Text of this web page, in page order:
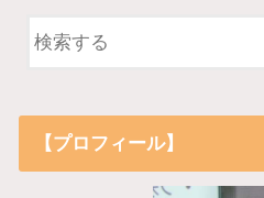
【プロフィール】